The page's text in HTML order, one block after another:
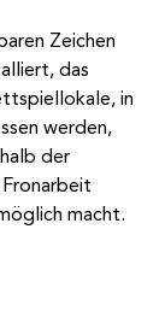
Zeichen
das
in
werden,
der
macht.